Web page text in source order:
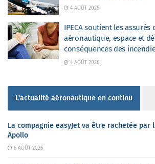
4 AOÛT 2026
IPECA soutient les assurés
aéronautique, espace et
conséquences des
4 AOÛT 2026
L'actualité aéronautique en continu
La compagnie easyJet va être rachetée par
Apollo
6 AOÛT 2026